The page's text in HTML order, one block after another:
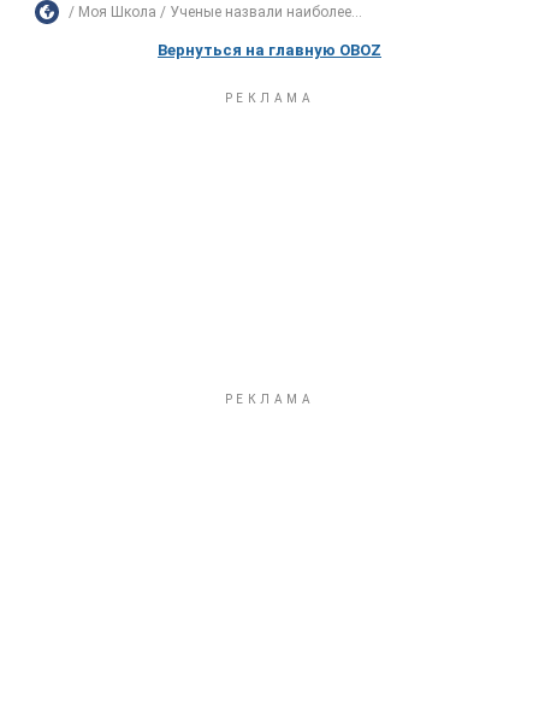
Моя Школа Ученые назвали наиболее...
Вернуться на главную OBOZ